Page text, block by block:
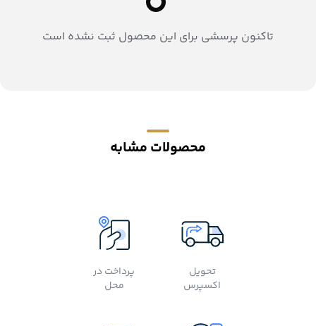
تاکنون پرسشی برای این محصول ثبت نشده است
محصولات مشابه
تحویل
اکسپرس
پرداخت در
محل